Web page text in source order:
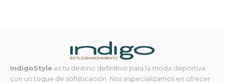
IndigoStyle es tu destino definitivo para la moda deportiva
con un toque de sofisticación. Nos especializamos en ofrecer